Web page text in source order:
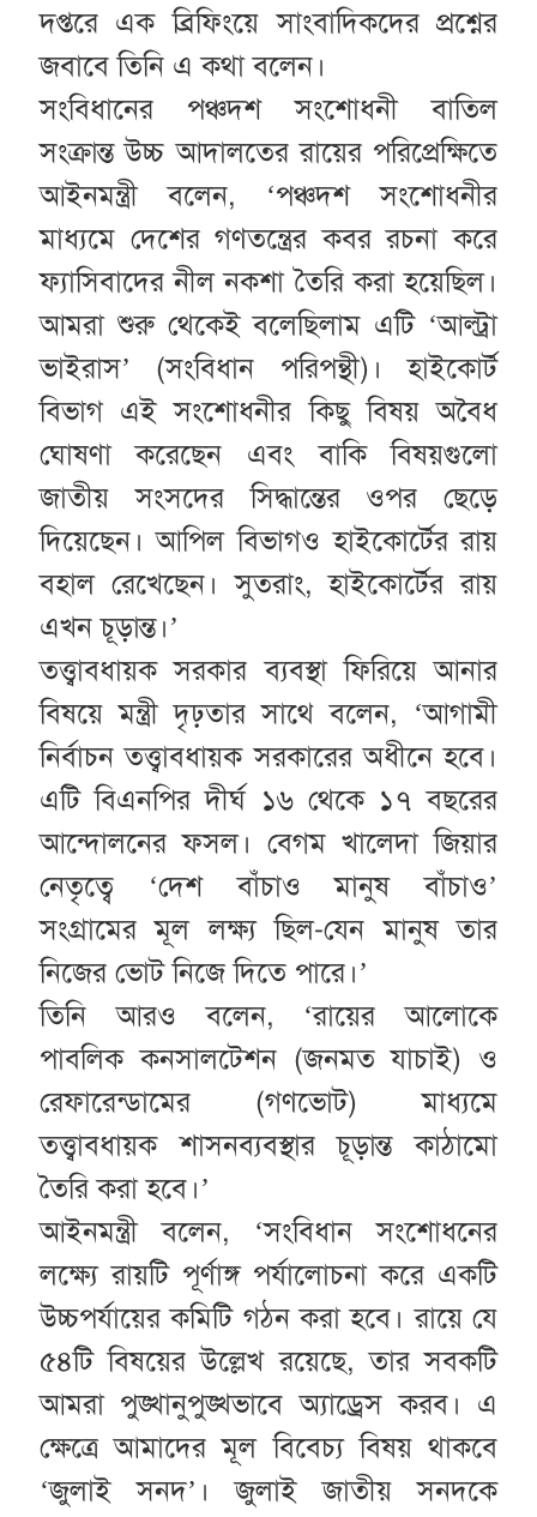
দপ্তরে এক ব্রিফিংয়ে সাংবাদিকদের প্রশ্নের
জবাবে তিনি এ কথা বলেন।
সংবিধানের পঞ্চদশ সংশোধনী বাতিল
সংক্রান্ত উচ্চ আদালতের রায়ের পরিপ্রেক্ষিতে
আইনমন্ত্রী বলেন, ‘পঞ্চদশ সংশোধনীর
মাধ্যমে দেশের গণতন্ত্রের কবর রচনা করে
ফ্যাসিবাদের নীল নকশা তৈরি করা হয়েছিল।
আমরা শুরু থেকেই বলেছিলাম এটি ‘আল্ট্রা
ভাইরাস’ (সংবিধান পরিপন্থী)। হাইকোর্ট
বিভাগ এই সংশোধনীর কিছু বিষয় অবৈধ
ঘোষণা করেছেন এবং বাকি বিষয়গুলো
জাতীয় সংসদের সিদ্ধান্তের ওপর ছেড়ে
দিয়েছেন। আপিল বিভাগও হাইকোর্টের রায়
বহাল রেখেছেন। সুতরাং, হাইকোর্টের রায়
এখন চূড়ান্ত।’
তত্ত্বাবধায়ক সরকার ব্যবস্থা ফিরিয়ে আনার
বিষয়ে মন্ত্রী দৃঢ়তার সাথে বলেন, ‘আগামী
নির্বাচন তত্ত্বাবধায়ক সরকারের অধীনে হবে।
এটি বিএনপির দীর্ঘ ১৬ থেকে ১৭ বছরের
আন্দোলনের ফসল। বেগম খালেদা জিয়ার
নেতৃত্বে ‘দেশ বাঁচাও মানুষ বাঁচাও’
সংগ্রামের মূল লক্ষ্য ছিল-যেন মানুষ তার
নিজের ভোট নিজে দিতে পারে।’
তিনি আরও বলেন, ‘রায়ের আলোকে
পাবলিক কনসালটেশন (জনমত যাচাই) ও
রেফারেন্ডামের (গণভোট) মাধ্যমে
তত্ত্বাবধায়ক শাসনব্যবস্থার চূড়ান্ত কাঠামো
তৈরি করা হবে।’
আইনমন্ত্রী বলেন, ‘সংবিধান সংশোধনের
লক্ষ্যে রায়টি পূর্ণাঙ্গ পর্যালোচনা করে একটি
উচ্চপর্যায়ের কমিটি গঠন করা হবে। রায়ে যে
৫৪টি বিষয়ের উল্লেখ রয়েছে, তার সবকটি
আমরা পুঙ্খানুপুঙ্খভাবে অ্যাড্রেস করব। এ
ক্ষেত্রে আমাদের মূল বিবেচ্য বিষয় থাকবে
‘জুলাই সনদ’। জুলাই জাতীয় সনদকে